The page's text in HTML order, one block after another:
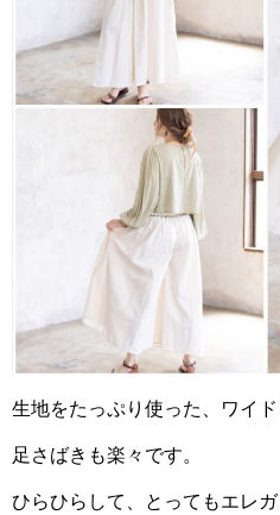
生地をたっぷり使った、ワイ
足さばきも楽々です。
ひらひらして、とってもエレガ